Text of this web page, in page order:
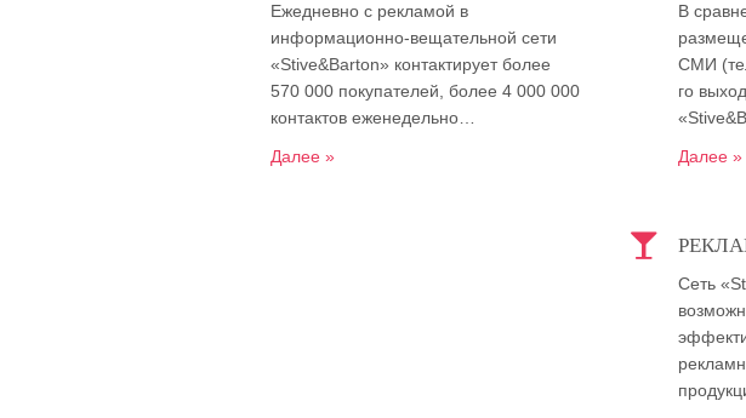
Ежедневно с рекламой в
информационно-вещательной сети
«Stive&Barton» контактирует более
570 000 покупателей, более 4 000 000
контактов еженедельно…
Далее »
В
СМИ
го
Далее »
Сеть